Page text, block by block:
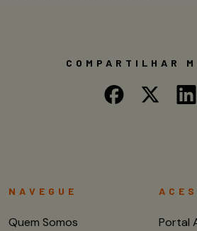
COMPARTILHAR
NAVEGUE
Quem Somos
Portal